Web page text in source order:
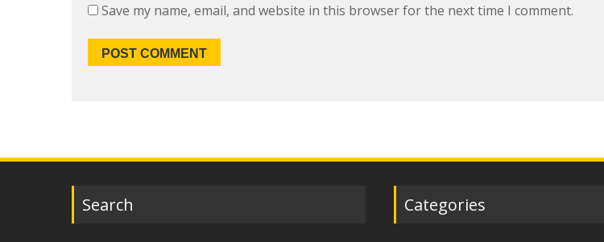
Save my name, email, and website in this browser for the next time I comment.
Search Categories